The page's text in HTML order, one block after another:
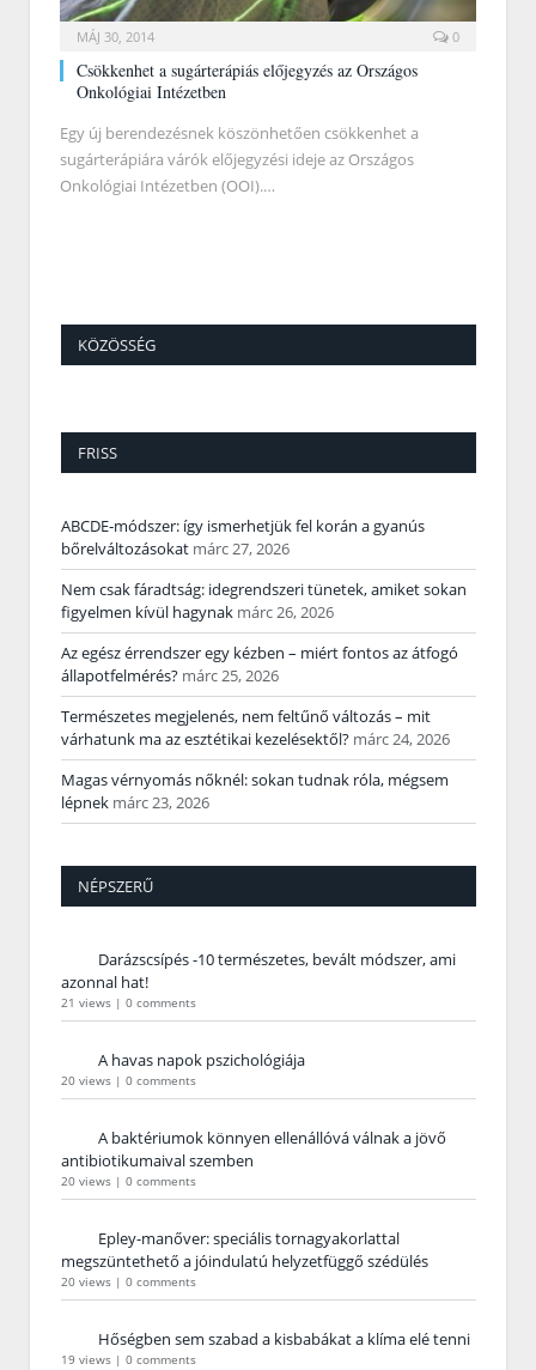
MÁJ 30, 2014 0
Csökkenhet a sugárterápiás előjegyzés az Országos
Onkológiai Intézetben
Egy új berendezésnek köszönhetően csökkenhet a
sugárterápiára várók előjegyzési ideje az Országos
Onkológiai Intézetben (OOI).…
KÖZÖSSÉG
FRISS
ABCDE‑módszer: így ismerhetjük fel korán a gyanús
bőrelváltozásokat márc 27, 2026
Nem csak fáradtság: idegrendszeri tünetek, amiket sokan
figyelmen kívül hagynak márc 26, 2026
Az egész érrendszer egy kézben – miért fontos az átfogó
állapotfelmérés? márc 25, 2026
Természetes megjelenés, nem feltűnő változás – mit
várhatunk ma az esztétikai kezelésektől? márc 24, 2026
Magas vérnyomás nőknél: sokan tudnak róla, mégsem
lépnek márc 23, 2026
NÉPSZERŰ
Darázscsípés -10 természetes, bevált módszer, ami
azonnal hat!
21 views | 0 comments
A havas napok pszichológiája
20 views | 0 comments
A baktériumok könnyen ellenállóvá válnak a jövő
antibiotikumaival szemben
20 views | 0 comments
Epley-manőver: speciális tornagyakorlattal
megszüntethető a jóindulatú helyzetfüggő szédülés
20 views | 0 comments
Hőségben sem szabad a kisbabákat a klíma elé tenni
19 views | 0 comments